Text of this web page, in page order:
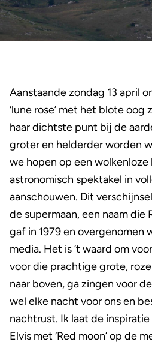
Aanstaande zondag 13 april
‘lune rose’ met het blote oog
haar dichtste punt bij de
groter en helderder worden
we hopen op een
astronomisch spektakel in
aanschouwen. Dit
de supermaan, een naam die
gaf in 1979 en overgenomen
media. Het is ’t waard om
voor die prachtige grote,
naar boven, ga zingen voor
wel elke nacht voor ons en
nachtrust. Ik laat de
Elvis met ‘Red moon’ op de